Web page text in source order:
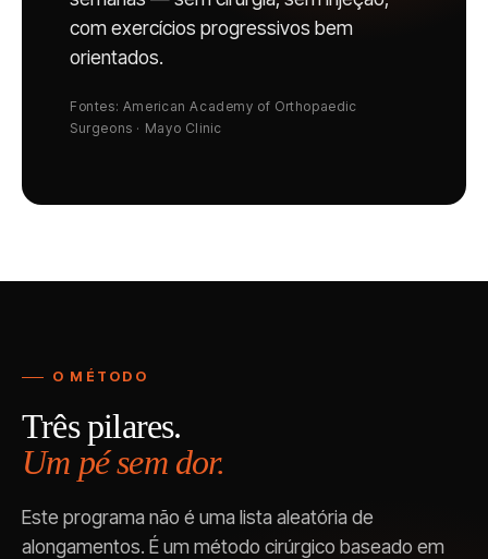
com exercícios progressivos bem
orientados.
Fontes: American Academy of Orthopaedic
Surgeons · Mayo Clinic
O MÉTODO
Três pilares.
Um pé sem dor.
Este programa não é uma lista aleatória de
alongamentos. É um método cirúrgico baseado em